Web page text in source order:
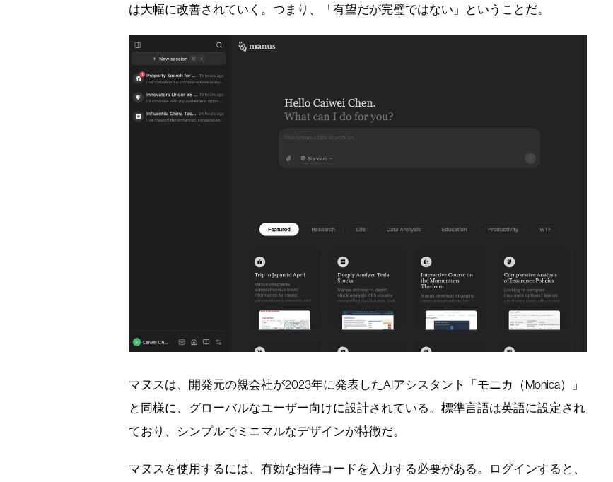
は大幅に改善されていく。つまり、「有望だが完璧ではない」ということだ。
マヌスは、開発元の親会社が2023年に発表したAIアシスタント「モニカ（Monica）」
と同様に、グローバルなユーザー向けに設計されている。標準言語は英語に設定され
ており、シンプルでミニマルなデザインが特徴だ。
マヌスを使用するには、有効な招待コードを入力する必要がある。ログインすると、